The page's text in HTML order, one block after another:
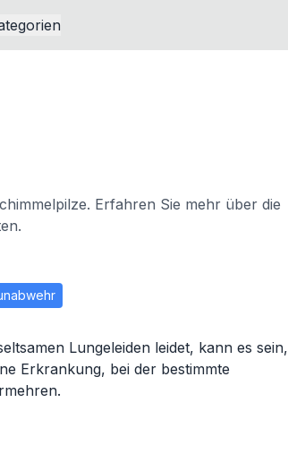
Erfahren Sie mehr über die
Lungeleiden leidet, kann es sein,
Erkrankung, bei der bestimmte